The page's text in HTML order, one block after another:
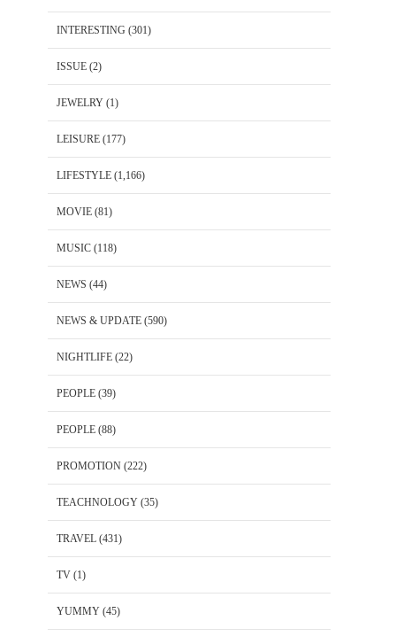
INTERESTING (301)
ISSUE (2)
JEWELRY (1)
LEISURE (177)
LIFESTYLE (1,166)
MOVIE (81)
MUSIC (118)
NEWS (44)
NEWS & UPDATE (590)
NIGHTLIFE (22)
PEOPLE (39)
PEOPLE (88)
PROMOTION (222)
TEACHNOLOGY (35)
TRAVEL (431)
TV (1)
YUMMY (45)